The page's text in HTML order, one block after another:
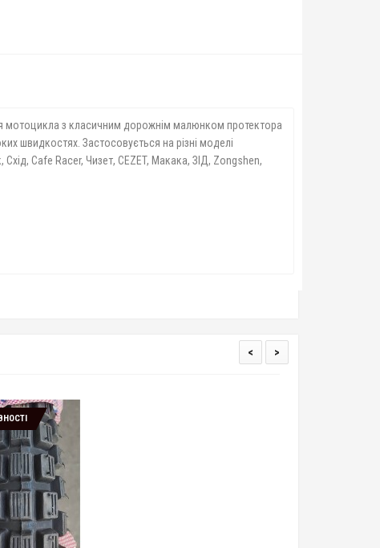
мотоцикла з класичним дорожнім малюнком протектора
швидкостях. Застосовується на різні моделі
Cafe Raсer, Чизет, CEZET, Макака, ЗІД, Zongshen,
< >